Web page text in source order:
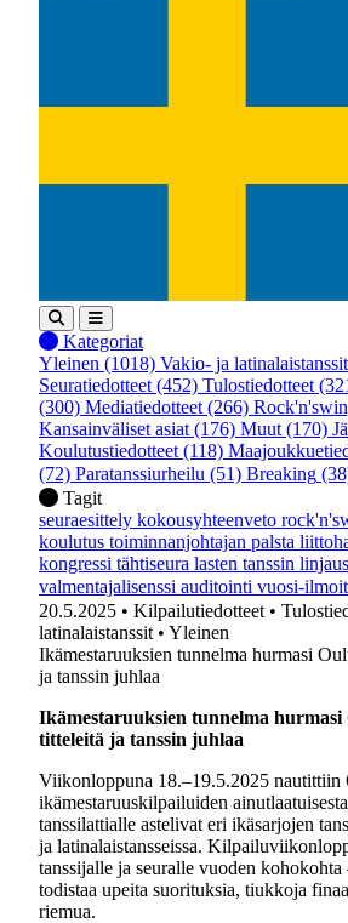
Kategoriat
Yleinen (1018) Vakio- ja latinalaistanssit
Seuratiedotteet (452) Tulostiedotteet
(300) Mediatiedotteet (266)
Kansainväliset asiat (176) Muut (170)
Koulutustiedotteet (118)
(72) Paratanssiurheilu (51) Breaking
Tagit
seuraesittely kokousyhteenveto
koulutus toiminnanjohtajan palsta
kongressi tähtiseura lasten tanssin linjaus
valmentajalisenssi auditointi vuosi-
20.5.2025 • Kilpailutiedotteet •
latinalaistanssit • Yleinen
Ikämestaruuksien tunnelma hurmasi
ja tanssin juhlaa
Ikämestaruuksien tunnelma hurmasi
titteleitä ja tanssin juhlaa
Viikonloppuna 18.–19.5.2025 nautittiin
ikämestaruuskilpailuiden
tanssilattialle astelivat eri ikäsarjojen
ja latinalaistansseissa.
tanssijalle ja seuralle vuoden kohokohta
todistaa upeita suorituksia, tiukkoja
riemua.